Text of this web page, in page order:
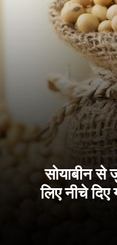
सोयाबीन से
लिए नीचे